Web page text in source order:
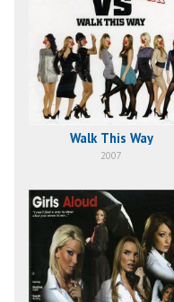
Walk This Way
2007